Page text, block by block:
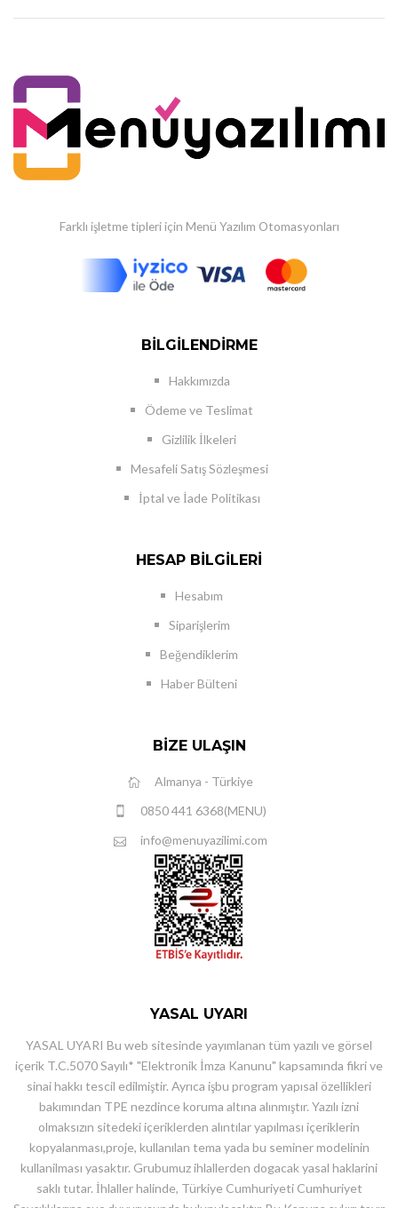
Farklı işletme tipleri için Menü Yazılım Otomasyonları
BILGILENDIRME
Hakkımızda
Ödeme ve Teslimat
Gizlilik İlkeleri
Mesafeli Satış Sözleşmesi
İptal ve İade Politikası
HESAP BILGILERI
Hesabım
Siparişlerim
Beğendiklerim
Haber Bülteni
BIZE ULAŞIN
Almanya - Türkiye
0850 441 6368(MENU)
info@menuyazilimi.com
YASAL UYARI
YASAL UYARI Bu web sitesinde yayımlanan tüm yazılı ve görsel
içerik T.C.5070 Sayılı* "Elektronik İmza Kanunu" kapsamında fikri ve
sinai hakkı tescil edilmiştir. Ayrıca işbu program yapısal özellikleri
bakımından TPE nezdince koruma altına alınmıştır. Yazılı izni
olmaksızın sitedeki içeriklerden alıntılar yapılması içeriklerin
kopyalanması,proje, kullanılan tema yada bu seminer modelinin
kullanilması yasaktır. Grubumuz ihlallerden dogacak yasal haklarini
saklı tutar. İhlaller halinde, Türkiye Cumhuriyeti Cumhuriyet